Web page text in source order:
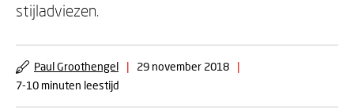
stijladviezen.
Paul Groothengel | 29 november 2018
|
7-10 minuten leestijd